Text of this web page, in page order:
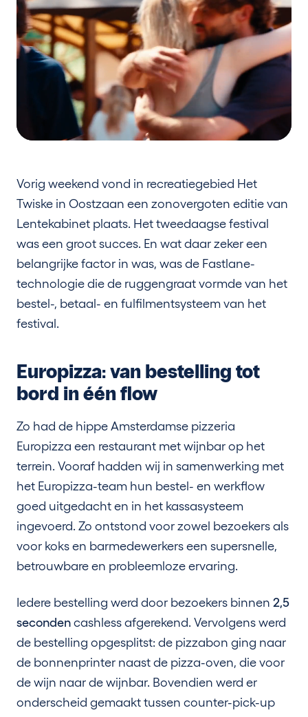
Vorig weekend vond in recreatiegebied Het
Twiske in Oostzaan een zonovergoten editie van
Lentekabinet plaats. Het tweedaagse festival
was een groot succes. En wat daar zeker een
belangrijke factor in was, was de Fastlane-
technologie die de ruggengraat vormde van het
bestel-, betaal- en fulfilmentsysteem van het
festival.
Europizza: van bestelling tot
bord in één flow
Zo had de hippe Amsterdamse pizzeria
Europizza een restaurant met wijnbar op het
terrein. Vooraf hadden wij in samenwerking met
het Europizza-team hun bestel- en werkflow
goed uitgedacht en in het kassasysteem
ingevoerd. Zo ontstond voor zowel bezoekers als
voor koks en barmedewerkers een supersnelle,
betrouwbare en probleemloze ervaring.
Iedere bestelling werd door bezoekers binnen 2,5
secondencashless afgerekend. Vervolgens werd
de bestelling opgesplitst: de pizzabon ging naar
de bonnenprinter naast de pizza-oven, die voor
de wijn naar de wijnbar. Bovendien werd er
onderscheid gemaakt tussen counter-pick-up